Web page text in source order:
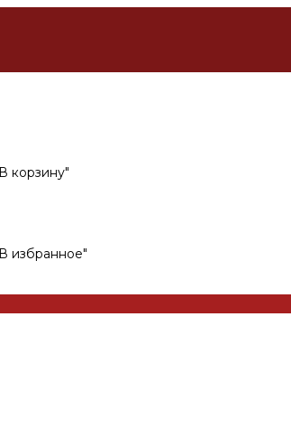
корзину"
избранное"